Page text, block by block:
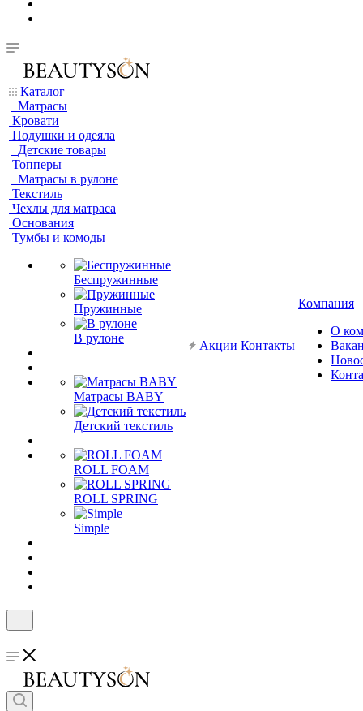
Каталог
Матрасы
Кровати
Подушки и одеяла
Детские товары
Топперы
Матрасы в рулоне
Текстиль
Чехлы для матраса
Основания
Тумбы и комоды
Беспружинные
Пружинные
В рулоне
Матрасы BABY
Детский текстиль
ROLL FOAM
ROLL SPRING
Simple
Акции Контакты
Компания
О